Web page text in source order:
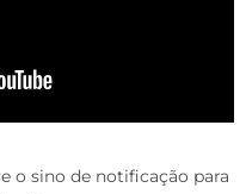
o sino de notificação para